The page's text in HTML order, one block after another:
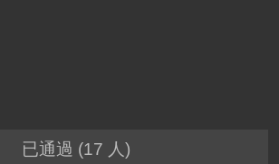
已通過 (17 人)